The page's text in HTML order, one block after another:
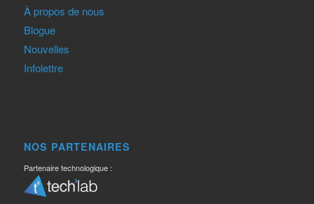
À propos de nous
Blogue
Nouvelles
Infolettre
NOS PARTENAIRES
Partenaire technologique :